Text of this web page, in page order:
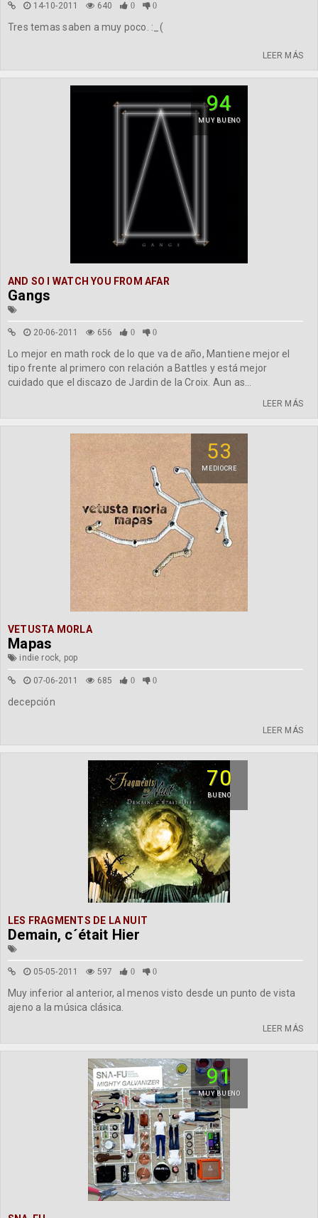
14-10-2011 640 0 0
Tres temas saben a muy poco. :_(
LEER MÁS
94
MUY BUENO
AND SO I WATCH YOU FROM AFAR
Gangs
20-06-2011 656 0 0
Lo mejor en math rock de lo que va de año, Mantiene mejor el
tipo frente al primero con relación a Battles y está mejor
cuidado que el discazo de Jardin de la Croix. Aun as...
LEER MÁS
53
MEDIOCRE
VETUSTA MORLA
Mapas
indie rock, pop
07-06-2011 685 0 0
decepción
LEER MÁS
70
BUENO
LES FRAGMENTS DE LA NUIT
Demain, c´était Hier
05-05-2011 597 0 0
Muy inferior al anterior, al menos visto desde un punto de vista
ajeno a la música clásica.
LEER MÁS
91
MUY BUENO